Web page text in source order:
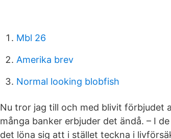
Mbl 26
Amerika brev
Normal looking blobfish
Nu tror jag till och med blivit förbjudet
många banker erbjuder det ändå. – I
det löna sig att i stället teckna i